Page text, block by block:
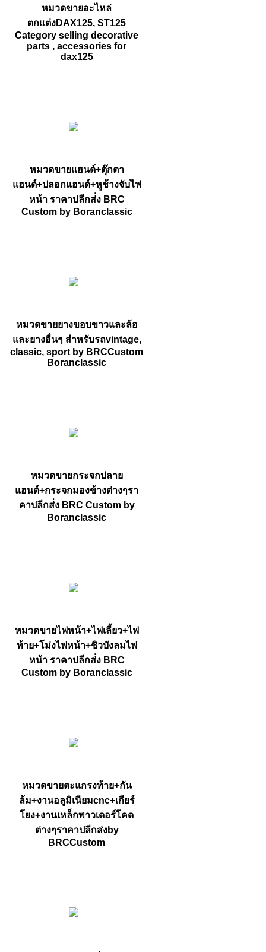
หมวดขายอะไหล่
ตกแต่งDAX125, ST125
Category selling decorative
parts , accessories for
dax125
หมวดขายแฮนด์+ตุ๊กตา
แฮนด์+ปลอกแฮนด์+หูช้างจับไฟ
หน้า ราคาปลีกส่่ง BRC
Custom by Boranclassic
หมวดขายยางขอบขาวและล้อ
และยางอื่นๆ สำหรับรถvintage,
classic, sport by BRCCustom
Boranclassic
หมวดขายกระจกปลาย
แฮนด์+กระจกมองข้างต่างๆรา
คาปลีกส่่ง BRC Custom by
Boranclassic
หมวดขายไฟหน้า+ไฟเลี้ยว+ไฟ
ท้าย+โม่งไฟหน้า+ชิวบังลมไฟ
หน้า ราคาปลีกส่่ง BRC
Custom by Boranclassic
หมวดขายตะแกรงท้าย+กัน
ล้ม+งานอลูมิเนียมcnc+เกียร์
โยง+งานเหล็กพาวเดอร์โคด
ต่างๆราคาปลีกส่งby
BRCCustom